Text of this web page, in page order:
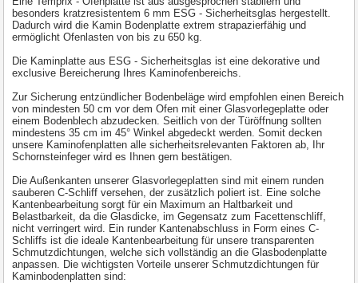
besonders kratzresistentem 6 mm ESG - Sicherheitsglas hergestellt.
Dadurch wird die Kamin Bodenplatte extrem strapazierfähig und
ermöglicht Ofenlasten von bis zu 650 kg.
Die Kaminplatte aus ESG - Sicherheitsglas ist eine dekorative und
exclusive Bereicherung Ihres Kaminofenbereichs.
Zur Sicherung entzündlicher Bodenbeläge wird empfohlen einen Bereich
von mindesten 50 cm vor dem Ofen mit einer Glasvorlegeplatte oder
einem Bodenblech abzudecken. Seitlich von der Türöffnung sollten
mindestens 35 cm im 45° Winkel abgedeckt werden. Somit decken
unsere Kaminofenplatten alle sicherheitsrelevanten Faktoren ab, Ihr
Schornsteinfeger wird es Ihnen gern bestätigen.
Die Außenkanten unserer Glasvorlegeplatten sind mit einem runden
sauberen C-Schliff versehen, der zusätzlich poliert ist. Eine solche
Kantenbearbeitung sorgt für ein Maximum an Haltbarkeit und
Belastbarkeit, da die Glasdicke, im Gegensatz zum Facettenschliff,
nicht verringert wird. Ein runder Kantenabschluss in Form eines C-
Schliffs ist die ideale Kantenbearbeitung für unsere transparenten
Schmutzdichtungen, welche sich vollständig an die Glasbodenplatte
anpassen. Die wichtigsten Vorteile unserer Schmutzdichtungen für
Kaminbodenplatten sind: